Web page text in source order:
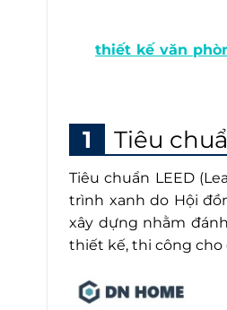
Phát triển bền
đó,thiết kế văn
yêu cầu về môi
Tiêu
Tiêu chuẩn LEED
trình xanh do Hội
xây dựng nhằm
thiết kế, thi công cho